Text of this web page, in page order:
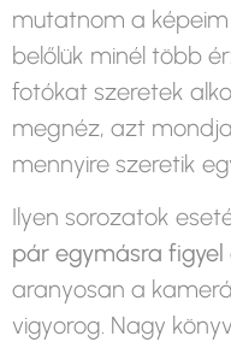
mutatnom a
belőlük minél több
fotókat szeretek
megnéz, azt
mennyire szeretik
Ilyen sorozatok
pár egymásra figyel
aranyosan a
vigyorog. Nagy